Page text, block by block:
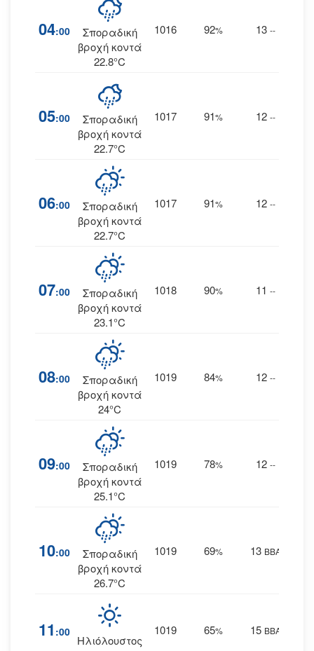
04:00
Σποραδική
βροχή κοντά
22.8°C
1016 92% 13 --
05:00
Σποραδική
βροχή κοντά
22.7°C
1017 91% 12 --
06:00
Σποραδική
βροχή κοντά
22.7°C
1017 91% 12 --
07:00
Σποραδική
βροχή κοντά
23.1°C
1018 90% 11 --
08:00
Σποραδική
βροχή κοντά
24°C
1019 84% 12 --
09:00
Σποραδική
βροχή κοντά
25.1°C
1019 78% 12 --
10:00
Σποραδική
βροχή κοντά
26.7°C
1019 69% 13 ΒΒΑ
11 :00
Ηλιόλουστος
1019 65% 15 ΒΒΑ